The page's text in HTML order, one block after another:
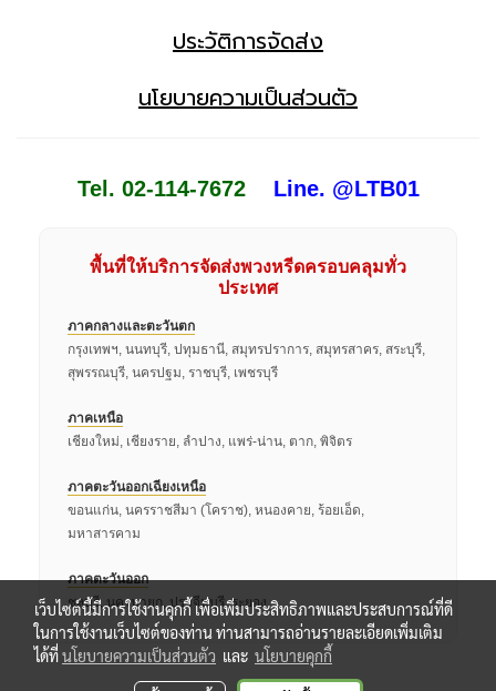
ประวัติการจัดส่ง
นโยบายความเป็นส่วนตัว
Tel. 02-114-7672 Line. @LTB01
พื้นที่ให้บริการจัดส่งพวงหรีดครอบคลุมทั่ว
ประเทศ
ภาคกลางและตะวันตก
กรุงเทพฯ, นนทบุรี, ปทุมธานี, สมุทรปราการ, สมุทรสาคร, สระบุรี,
สุพรรณบุรี, นครปฐม, ราชบุรี, เพชรบุรี
ภาคเหนือ
เชียงใหม่, เชียงราย, ลำปาง, แพร่-น่าน, ตาก, พิจิตร
ภาคตะวันออกเฉียงเหนือ
ขอนแก่น, นครราชสีมา (โคราช), หนองคาย, ร้อยเอ็ด,
มหาสารคาม
ภาคตะวันออก
ชลบุรี, นครนายก, ปราจีนบุรี, ระยอง
เว็บไซต์นี้มีการใช้งานคุกกี้ เพื่อเพิ่มประสิทธิภาพและประสบการณ์ที่ดี
ในการใช้งานเว็บไซต์ของท่าน ท่านสามารถอ่านรายละเอียดเพิ่มเติม
ได้ที่นโยบายความเป็นส่วนตัว และ นโยบายคุกกี้